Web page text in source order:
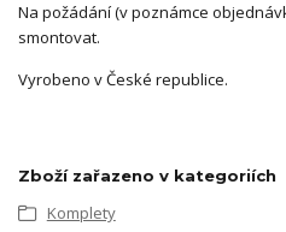
Na požádání (v poznámce
smontovat.
Vyrobeno v České republice.
Zboží zařazeno v kategoriích
Komplety